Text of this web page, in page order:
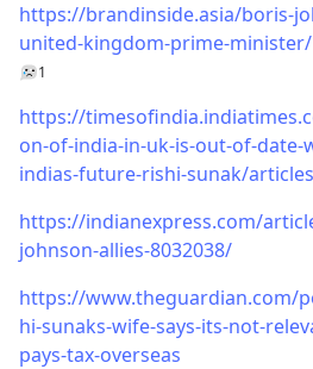
https://brandinside.asia/boris-
united-kingdom-prime-minister/
1
https://
on-of-india-in-uk-is-out-of-date-
indias-future-rishi-sunak/
https://indianexpress.com/
johnson-allies-8032038/
https://www.theguardian.com/
hi-sunaks-wife-says-its-not-
pays-tax-overseas